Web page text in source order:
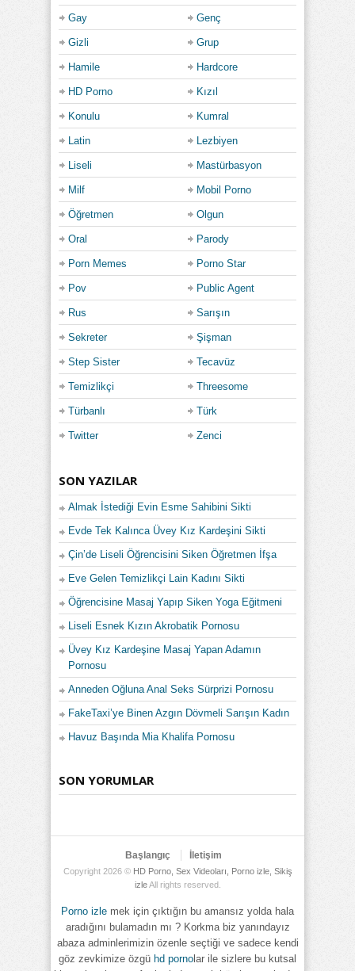
Gay Genç
Gizli Grup
Hamile Hardcore
HD Porno Kızıl
Konulu Kumral
Latin Lezbiyen
Liseli Mastürbasyon
Milf Mobil Porno
Öğretmen Olgun
Oral Parody
Porn Memes Porno Star
Pov Public Agent
Rus Sarışın
Sekreter Şişman
Step Sister Tecavüz
Temizlikçi Threesome
Türbanlı Türk
Twitter Zenci
SON YAZILAR
Almak İstediği Evin Esme Sahibini Sikti
Evde Tek Kalınca Üvey Kız Kardeşini Sikti
Çin’de Liseli Öğrencisini Siken Öğretmen İfşa
Eve Gelen Temizlikçi Lain Kadını Sikti
Öğrencisine Masaj Yapıp Siken Yoga Eğitmeni
Liseli Esnek Kızın Akrobatik Pornosu
Üvey Kız Kardeşine Masaj Yapan Adamın
Pornosu
Anneden Oğluna Anal Seks Sürprizi Pornosu
FakeTaxi’ye Binen Azgın Dövmeli Sarışın Kadın
Havuz Başında Mia Khalifa Pornosu
SON YORUMLAR
Başlangıç İletişim
Copyright 2026 © HD Porno, Sex Videoları, Porno izle, Sikiş
izleAll rights reserved.
Porno izle mek için çıktığın bu amansız yolda hala
aradığını bulamadın mı ? Korkma biz yanındayız
abaza adminlerimizin özenle seçtiği ve sadece kendi
göz zevkimize özgü hd porno lar ile sizlere bu kutsal